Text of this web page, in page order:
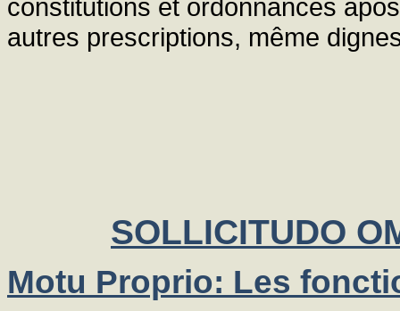
constitutions et ordonnances
autres prescriptions, même
SOLLICITUDO
Motu Proprio: Les